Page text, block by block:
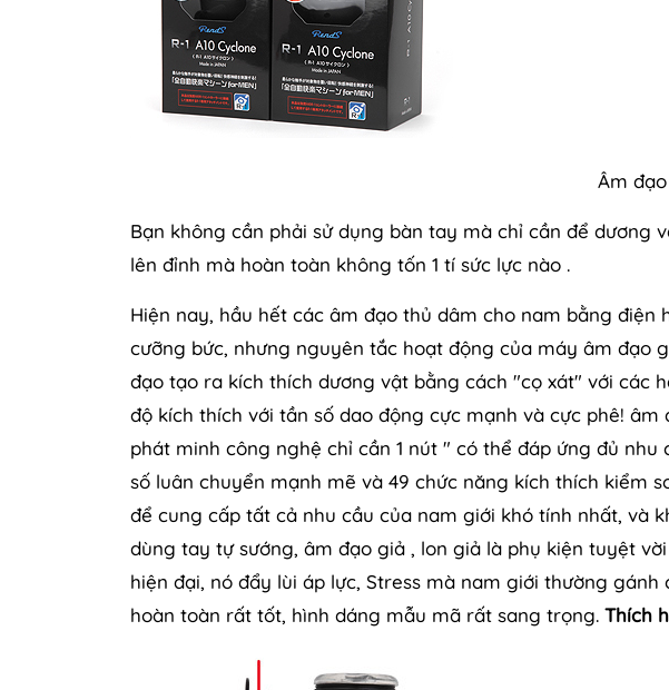
Âm đạo được đóng gói
Bạn không cần phải sử dụng bàn tay mà chỉ cần để dương
lên đỉnh mà hoàn toàn không tốn 1 tí sức lực nào .
Hiện nay, hầu hết các âm đạo thủ dâm cho nam bằng
cưỡng bức, nhưng nguyên tắc hoạt động của máy âm đạo
đạo tạo ra kích thích dương vật bằng cách "cọ xát" với các
độ kích thích với tần số dao động cực mạnh và cực phê!
phát minh công nghệ chỉ cần 1 nút " có thể đáp ứng đủ
số luân chuyển mạnh mẽ và 49 chức năng kích thích kiểm
để cung cấp tất cả nhu cầu của nam giới khó tính nhất, và
dùng tay tự sướng, âm đạo giả , lon giả là phụ kiện tuyệt
hiện đại, nó đẩy lùi áp lực, Stress mà nam giới thường
hoàn toàn rất tốt, hình dáng mẫu mã rất sang trọng. Thích